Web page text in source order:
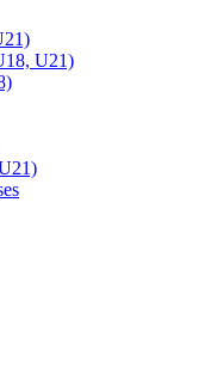
U21)